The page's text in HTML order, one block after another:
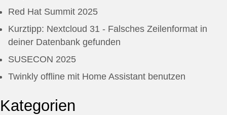
Red Hat Summit 2025
Kurztipp: Nextcloud 31 - Falsches Zeilenformat in
deiner Datenbank gefunden
SUSECON 2025
Twinkly offline mit Home Assistant benutzen
Kategorien